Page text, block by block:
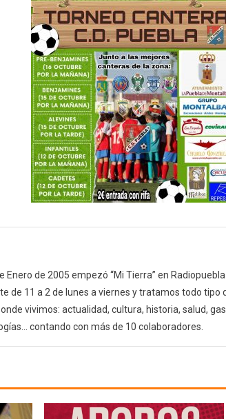
Enero de 2005 empezó “Mi Tierra” en
de 11 a 2 de lunes a viernes y tratamos todo tipo
vivimos: actualidad, cultura, historia, salud,
contando con más de 10 colaboradores.